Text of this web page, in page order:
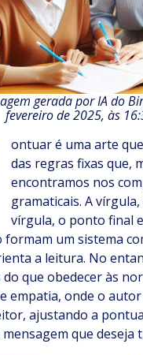
gerada por IA do
fevereiro de 2025, às
ontuar é uma arte
das regras fixas que,
encontramos nos
gramaticais. A
vírgula, o ponto final
formam um sistema
a leitura. No
que obedecer às
empatia, onde o
ajustando a
que deseja